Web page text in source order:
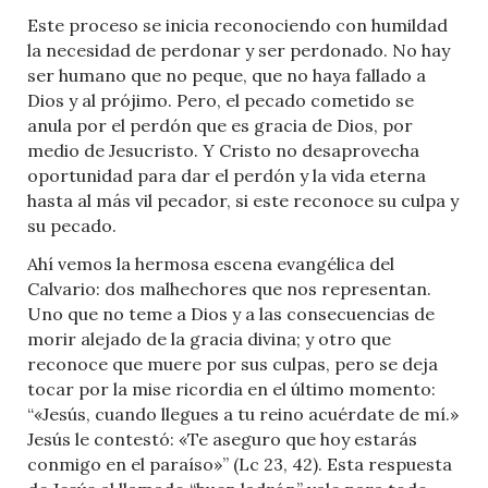
Este proceso se inicia reconociendo con humildad
la necesidad de perdonar y ser perdonado. No hay
ser humano que no peque, que no haya fallado a
Dios y al prójimo. Pero, el pecado cometido se
anula por el perdón que es gracia de Dios, por
medio de Jesucristo. Y Cristo no desaprovecha
oportunidad para dar el perdón y la vida eterna
hasta al más vil pecador, si este reconoce su culpa y
su pecado.
Ahí vemos la hermosa escena evangélica del
Calvario: dos malhechores que nos representan.
Uno que no teme a Dios y a las consecuencias de
morir alejado de la gracia divina; y otro que
reconoce que muere por sus culpas, pero se deja
tocar por la mise ricordia en el último momento:
“«Jesús, cuando llegues a tu reino acuérdate de mí.»
Jesús le contestó: «Te aseguro que hoy estarás
conmigo en el paraíso»” (Lc 23, 42). Esta respuesta